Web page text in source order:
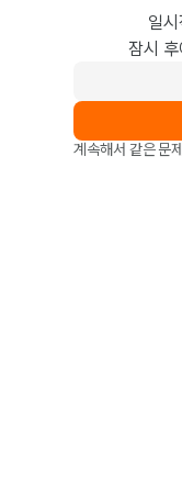
일
잠시
계속해서 같은 문